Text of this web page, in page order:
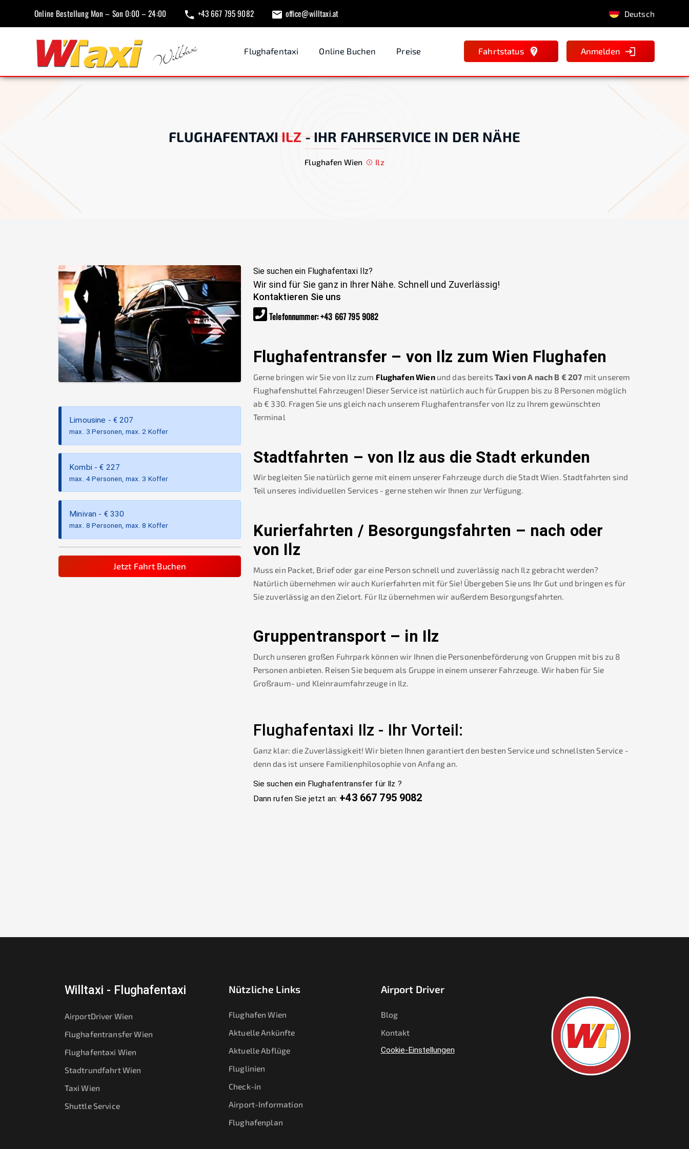
Online Bestellung Mon – Son 0:00 – 24:00 +43 667 795 9082 office@willtaxi.at Deutsch
Flughafentaxi Online Buchen Preise Fahrtstatus Anmelden
FLUGHAFENTAXI ILZ - IHR FAHRSERVICE IN DER NÄHE
Flughafen Wien Ilz
Limousine - €207
max. 3 Personen, max. 2 Koffer
Kombi - € 227
max. 4 Personen, max. 3 Koffer
Minivan - € 330
max. 8 Personen, max. 8 Koffer
Jetzt Fahrt Buchen
Sie suchen ein Flughafentaxi Ilz?
Wir sind für Sie ganz in Ihrer Nähe. Schnell und Zuverlässig!
Kontaktieren Sie uns
Telefonnummer:+43 667 795 9082
Flughafentransfer – von Ilz zum Wien Flughafen
Gerne bringen wir Sie von Ilz zum Flughafen Wien und das bereits Taxi von A nach B €207 mit unserem
Flughafenshuttel Fahrzeugen! Dieser Service ist natürlich auch für Gruppen bis zu 8 Personen möglich
ab € 330. Fragen Sie uns gleich nach unserem Flughafentransfer von Ilz zu Ihrem gewünschten
Terminal
Stadtfahrten – von Ilz aus die Stadt erkunden
Wir begleiten Sie natürlich gerne mit einem unserer Fahrzeuge durch die Stadt Wien. Stadtfahrten sind
Teil unseres individuellen Services - gerne stehen wir Ihnen zur Verfügung.
Kurierfahrten / Besorgungsfahrten – nach oder
von Ilz
Muss ein Packet, Brief oder gar eine Person schnell und zuverlässig nach Ilz gebracht werden?
Natürlich übernehmen wir auch Kurierfahrten mit für Sie! Übergeben Sie uns Ihr Gut und bringen es für
Sie zuverlässig an den Zielort. Für Ilz übernehmen wir außerdem Besorgungsfahrten.
Gruppentransport – in Ilz
Durch unseren großen Fuhrpark können wir Ihnen die Personenbeförderung von Gruppen mit bis zu 8
Personen anbieten. Reisen Sie bequem als Gruppe in einem unserer Fahrzeuge. Wir haben für Sie
Großraum- und Kleinraumfahrzeuge in Ilz.
Flughafentaxi Ilz - Ihr Vorteil:
Ganz klar: die Zuverlässigkeit! Wir bieten Ihnen garantiert den besten Service und schnellsten Service -
denn das ist unsere Familienphilosophie von Anfang an.
Sie suchen ein Flughafentransfer für Ilz ?
Dann rufen Sie jetzt an: +43 667 795 9082
Willtaxi - Flughafentaxi
AirportDriver Wien
Flughafentransfer Wien
Flughafentaxi Wien
Stadtrundfahrt Wien
Taxi Wien
Shuttle Service
Nützliche Links
Flughafen Wien
Aktuelle Ankünfte
Aktuelle Abflüge
Fluglinien
Check-in
Airport-Information
Flughafenplan
Airport Driver
Blog
Kontakt
Cookie-Einstellungen